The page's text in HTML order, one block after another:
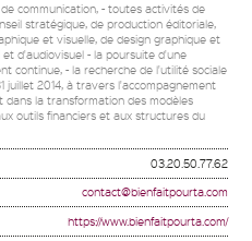
communication, - toutes activités de
stratégique, de production éditoriale,
et visuelle, de design graphique et
d'audiovisuel - la poursuite d'une
continue, - la recherche de l'utilité sociale
juillet 2014, à travers l'accompagnement
la transformation des modèles
outils financiers et aux structures du
03.20.50.77.62
contact@bienfaitpourta.com
https://www.bienfaitpourta.com/